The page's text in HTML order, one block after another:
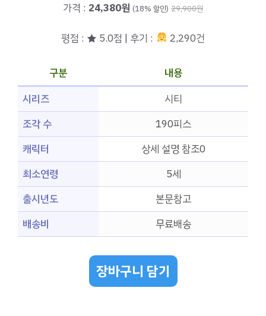
가격 : 24,380원 (18% 할인) 29,900원
평점 : ★ 5.0점 | 후기 : 2,290건
구분
내용
시리즈
시티
조각 수
190피스
캐릭터
상세 설명 참조0
최소연령
5세
출시년도
본문참고
배송비
무료배송
장바구니 담기